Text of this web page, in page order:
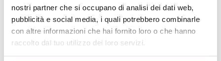
nostri partner che si occupano di analisi dei dati web,
pubblicità e social media, i quali potrebbero combinarle
con altre informazioni che hai fornito loro o che hanno
raccolto dal tuo utilizzo dei loro servizi.
DESCRIZIONE